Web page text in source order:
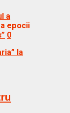
a
epocii
0
la